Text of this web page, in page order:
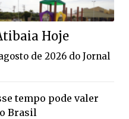
Hoje
de 2026 do Jornal
tempo pode valer
Brasil